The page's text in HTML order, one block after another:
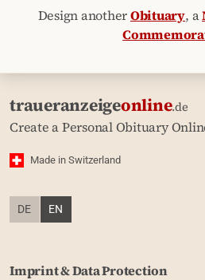
Design anotherObituary, a
traueranzeigeonline.de
Create a Personal Obituary
Made in Switzerland
DE EN
Imprint & Data Protection